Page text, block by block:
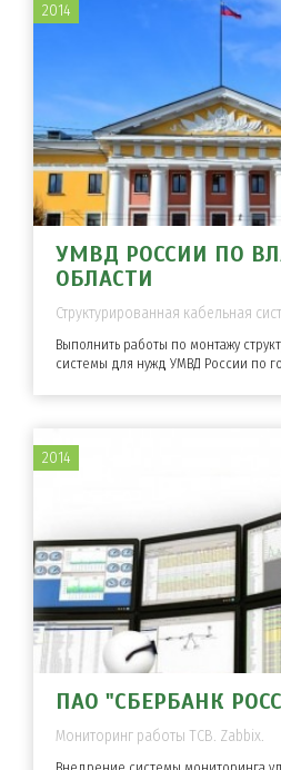
УМВД РОССИИ ПО
ОБЛАСТИ
Структурированная кабельная
Выполнить работы по монтажу
системы для нужд УМВД России по
2014
ПАО "СБЕРБАНК
Мониторинг работы ТСВ. Zabbix.
2014